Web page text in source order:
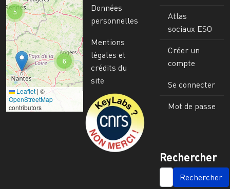
6
5
Leaflet | ©
OpenStreetMap
contributors
Données
personnelles
Mentions
légales et
crédits du
site
Image
Atlas
sociaux ESO
Créer un
compte
Se connecter
Mot de passe
Rechercher
SEARCH